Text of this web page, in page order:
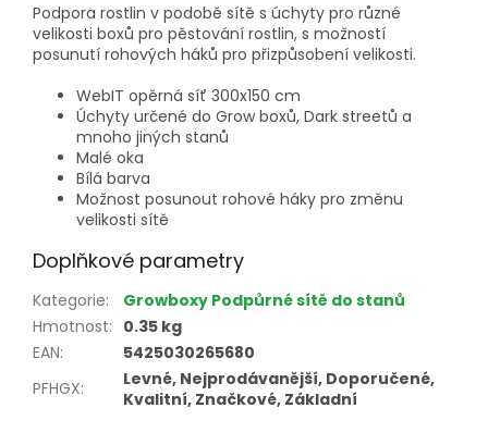
Podpora rostlin v podobě sítě s úchyty pro různé
velikosti boxů pro pěstování rostlin, s možností
posunutí rohových háků pro přizpůsobení velikosti.
WebIT opěrná síť 300x150 cm
Úchyty určené do Grow boxů, Dark streetů a
mnoho jiných stanů
Malé oka
Bílá barva
Možnost posunout rohové háky pro změnu
velikosti sítě
Doplňkové parametry
Kategorie:
Growboxy Podpůrné sítě do stanů
Hmotnost: 0.35 kg
EAN:
5425030265680
PFHGX:
Levné, Nejprodávanější, Doporučené,
Kvalitní, Značkové, Základní